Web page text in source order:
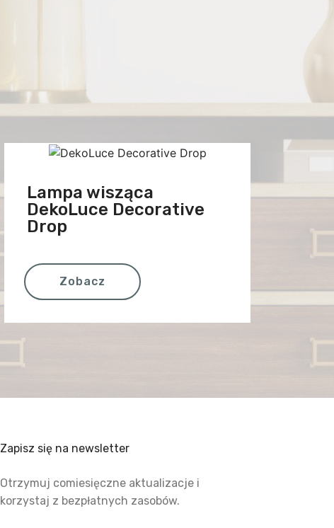
Lampa wisząca
DekoLuce Decorative
Drop
Zobacz
Zapisz się na newsletter
Otrzymuj comiesięczne aktualizacje i
korzystaj z bezpłatnych zasobów.